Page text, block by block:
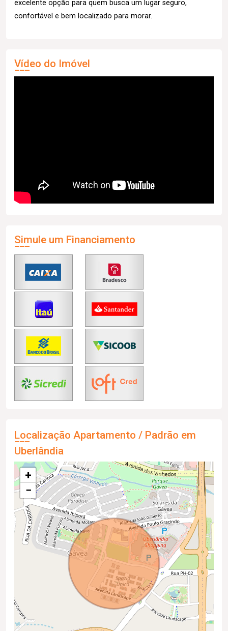
excelente opção para quem busca um lugar seguro,
confortável e bem localizado para morar.
Vídeo do Imóvel
Simule um Financiamento
Localização Apartamento / Padrão em
Uberlândia
+
−